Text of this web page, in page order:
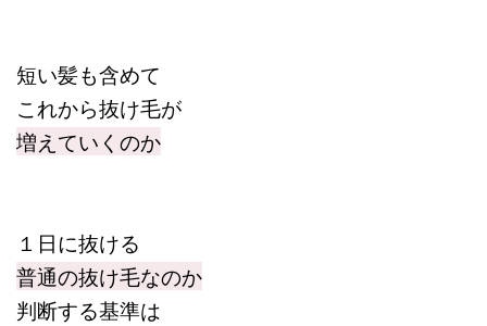
短い髪も含めて
これから抜け毛が
増えていくのか
１日に抜ける
普通の抜け毛なのか
判断する基準は